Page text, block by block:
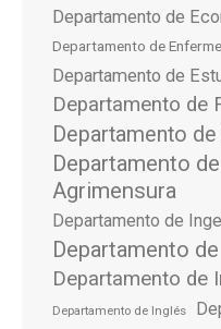
Departamento de
Departamento de
Departamento de
Departamento de
Departamento
Departamento
Agrimensura
Departamento de
Departamento
Departamento de
Departamento de Inglés